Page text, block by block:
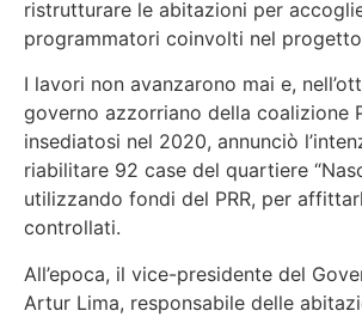
ristrutturare le abitazioni per
programmatori coinvolti nel
I lavori non avanzarono mai e,
governo azzorriano della coalizione
insediatosi nel 2020, annunciò
riabilitare 92 case del quartiere
utilizzando fondi del PRR, per
controllati.
All’epoca, il vice-presidente del
Artur Lima, responsabile delle